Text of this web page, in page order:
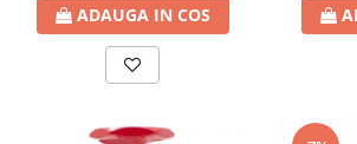
Panouri solare presurizate si
nepresurizate
Accesorii Panouri solare
instalaţiile termice solare
ADAUGA IN COS